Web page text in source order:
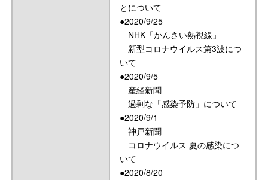
とについて
●2020/9/25
NHK「かんさい熱視線」
新型コロナウイルス第3波につ
いて
●2020/9/5
産経新聞
過剰な「感染予防」について
●2020/9/1
神戸新聞
コロナウイルス 夏の感染につ
いて
●2020/8/20